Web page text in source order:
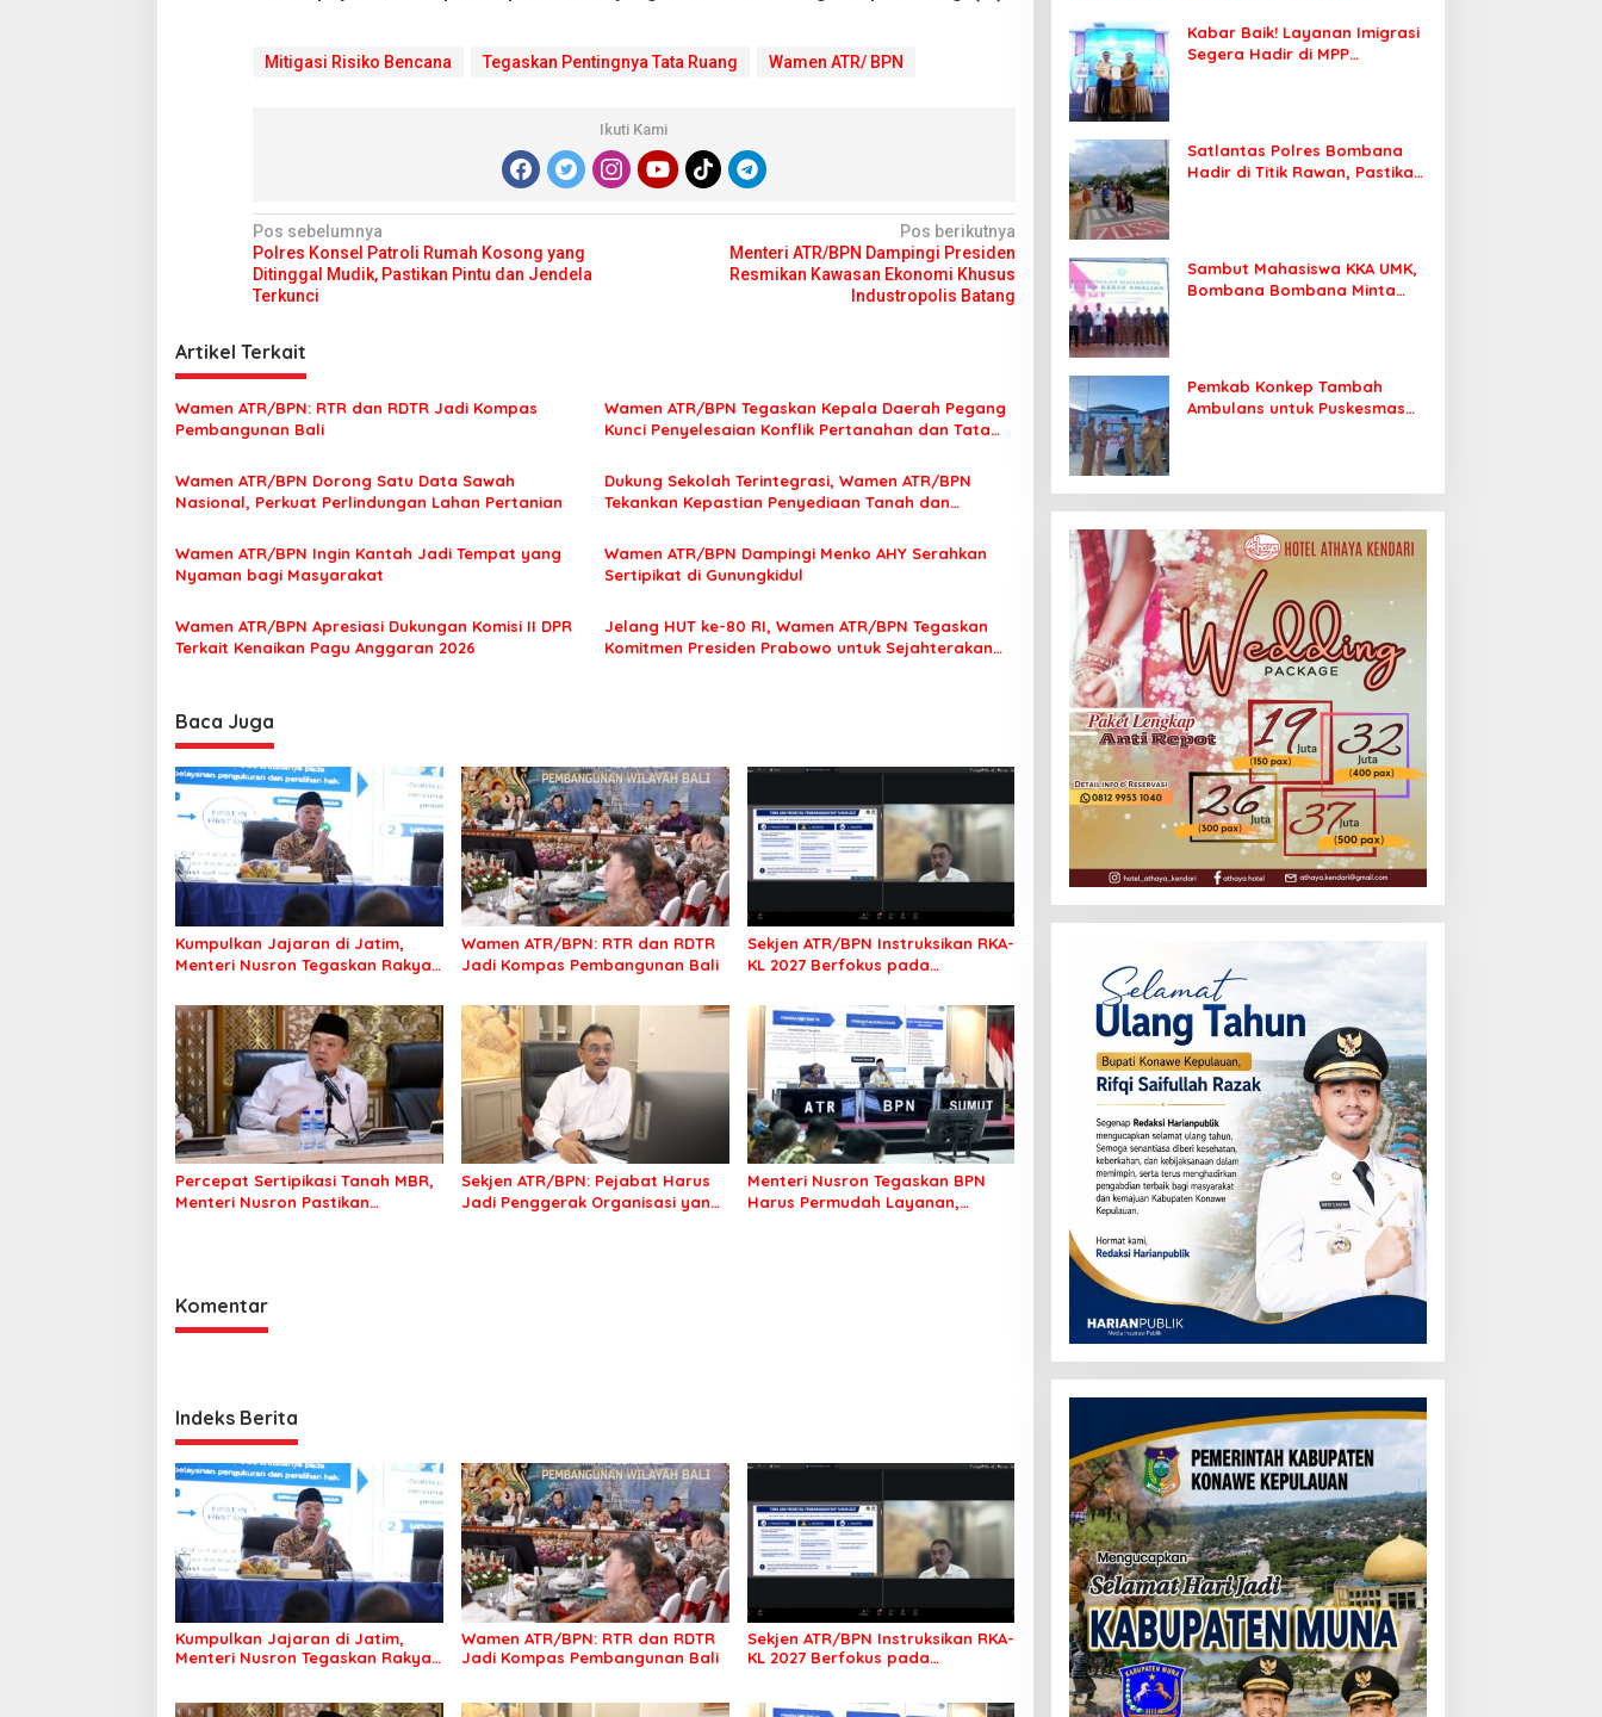
Mitigasi Risiko Bencana Tegaskan Pentingnya Tata Ruang Wamen ATR/ BPN
Ikuti Kami
N
a
v
i
g
a
s
i
p
s
Pos sebelumnya
Polres Konsel Patroli Rumah Kosong yang
Ditinggal Mudik, Pastikan Pintu dan Jendela
Terkunci
Pos berikutnya
Menteri ATR/BPN Dampingi Presiden
Resmikan Kawasan Ekonomi Khusus
Industropolis Batang
Artikel Terkait
Wamen ATR/BPN: RTR dan RDTR Jadi Kompas
Pembangunan Bali
Wamen ATR/BPN Tegaskan Kepala Daerah Pegang
Kunci Penyelesaian Konflik Pertanahan dan Tata
Wamen ATR/BPN Dorong Satu Data Sawah
Nasional, Perkuat Perlindungan Lahan Pertanian
Dukung Sekolah Terintegrasi, Wamen ATR/BPN
Tekankan Kepastian Penyediaan Tanah dan
Wamen ATR/BPN Ingin Kantah Jadi Tempat yang
Nyaman bagi Masyarakat
Wamen ATR/BPN Dampingi Menko AHY Serahkan
Sertipikat di Gunungkidul
Wamen ATR/BPN Apresiasi Dukungan Komisi II DPR
Terkait Kenaikan Pagu Anggaran 2026
Jelang HUT ke-80 RI, Wamen ATR/BPN Tegaskan
Komitmen Presiden Prabowo untuk Sejahterakan
Baca Juga
Kumpulkan Jajaran di Jatim,
Menteri Nusron Tegaskan Rakyat
Wamen ATR/BPN: RTR dan RDTR
Jadi Kompas Pembangunan Bali
Sekjen ATR/BPN Instruksikan RKA-
KL 2027 Berfokus pada
Pertanahan
Percepat Sertipikasi Tanah MBR,
Menteri Nusron Pastikan
Sekjen ATR/BPN: Pejabat Harus
Jadi Penggerak Organisasi yang
Menteri Nusron Tegaskan BPN
Harus Permudah Layanan,
Komentar
Indeks Berita
Kumpulkan Jajaran di Jatim,
Menteri Nusron Tegaskan Rakyat
Wamen ATR/BPN: RTR dan RDTR
Jadi Kompas Pembangunan Bali
Sekjen ATR/BPN Instruksikan RKA-
KL 2027 Berfokus pada
Kabar Baik! Layanan Imigrasi
Segera Hadir di MPP
Satlantas Polres Bombana
Hadir di Titik Rawan, Pastikan
Sambut Mahasiswa KKA UMK,
Bombana Bombana Minta
Pemkab Konkep Tambah
Ambulans untuk Puskesmas